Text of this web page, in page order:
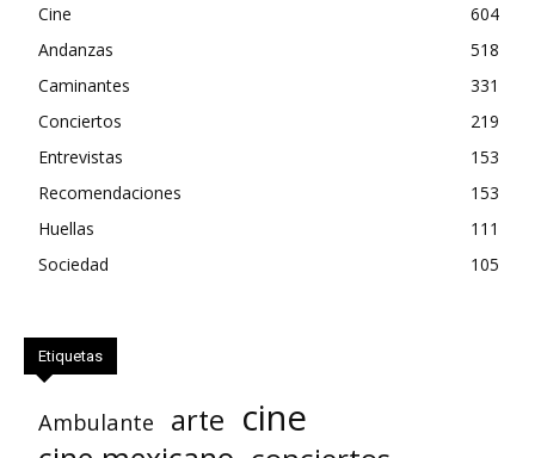
Cine
604
Andanzas
518
Caminantes
331
Conciertos
219
Entrevistas
153
Recomendaciones
153
Huellas
111
Sociedad
105
Etiquetas
Ambulante arte cine